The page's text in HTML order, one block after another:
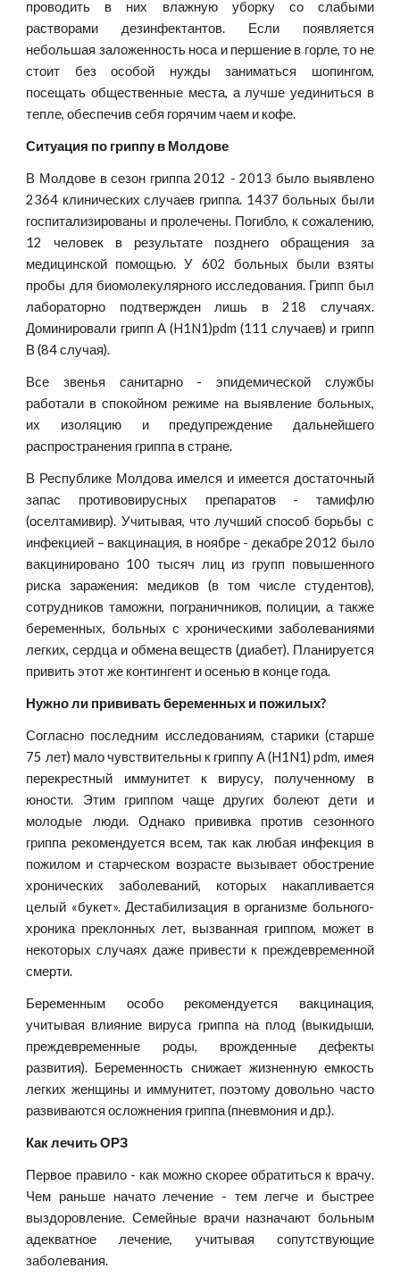
проводить в них влажную уборку со слабыми
растворами дезинфектантов. Если появляется
небольшая заложенность носа и першение в горле, то не
стоит без особой нужды заниматься шопингом,
посещать общественные места, а лучше уединиться в
тепле, обеспечив себя горячим чаем и кофе.
Ситуация по гриппу в Молдове
В Молдове в сезон гриппа 2012 - 2013 было выявлено
2364 клинических случаев гриппа. 1437 больных были
госпитализированы и пролечены. Погибло, к сожалению,
12 человек в результате позднего обращения за
медицинской помощью. У 602 больных были взяты
пробы для биомолекулярного исследования. Грипп был
лабораторно подтвержден лишь в 218 случаях.
Доминировали грипп А (H1N1)pdm (111 случаев) и грипп
В (84 случая).
Все звенья санитарно - эпидемической службы
работали в спокойном режиме на выявление больных,
их изоляцию и предупреждение дальнейшего
распространения гриппа в стране.
В Республике Молдова имелся и имеется достаточный
запас противовирусных препаратов - тамифлю
(оселтамивир). Учитывая, что лучший способ борьбы с
инфекцией – вакцинация, в ноябре - декабре 2012 было
вакцинировано 100 тысяч лиц из групп повышенного
риска заражения: медиков (в том числе студентов),
сотрудников таможни, пограничников, полиции, а также
беременных, больных с хроническими заболеваниями
легких, сердца и обмена веществ (диабет). Планируется
привить этот же контингент и осенью в конце года.
Нужно ли прививать беременных и пожилых?
Согласно последним исследованиям, старики (старше
75 лет) мало чувствительны к гриппу А (H1N1) pdm, имея
перекрестный иммунитет к вирусу, полученному в
юности. Этим гриппом чаще других болеют дети и
молодые люди. Однако прививка против сезонного
гриппа рекомендуется всем, так как любая инфекция в
пожилом и старческом возрасте вызывает обострение
хронических заболеваний, которых накапливается
целый «букет». Дестабилизация в организме больного-
хроника преклонных лет, вызванная гриппом, может в
некоторых случаях даже привести к преждевременной
смерти.
Беременным особо рекомендуется вакцинация,
учитывая влияние вируса гриппа на плод (выкидыши,
преждевременные роды, врожденные дефекты
развития). Беременность снижает жизненную емкость
легких женщины и иммунитет, поэтому довольно часто
развиваются осложнения гриппа (пневмония и др.).
Как лечить ОРЗ
Первое правило - как можно скорее обратиться к врачу.
Чем раньше начато лечение - тем легче и быстрее
выздоровление. Семейные врачи назначают больным
адекватное лечение, учитывая сопутствующие
заболевания.